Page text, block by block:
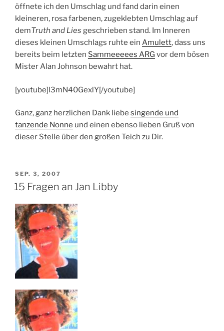
öffnete ich den Umschlag und fand darin einen
kleineren, rosa farbenen, zugeklebten Umschlag auf
demTruth and Lies geschrieben stand. Im Inneren
dieses kleinen Umschlags ruhte ein Amulett, dass uns
bereits beim letzten Sammeeeees ARG vor dem bösen
Mister Alan Johnson bewahrt hat.
[youtube]l3mN40GexlY[/youtube]
Ganz, ganz herzlichen Dank liebe singende und
tanzende Nonne und einen ebenso lieben Gruß von
dieser Stelle über den großen Teich zu Dir.
VERÖFFENTLICHT
AM
SEP. 3, 2007
15 Fragen an Jan Libby